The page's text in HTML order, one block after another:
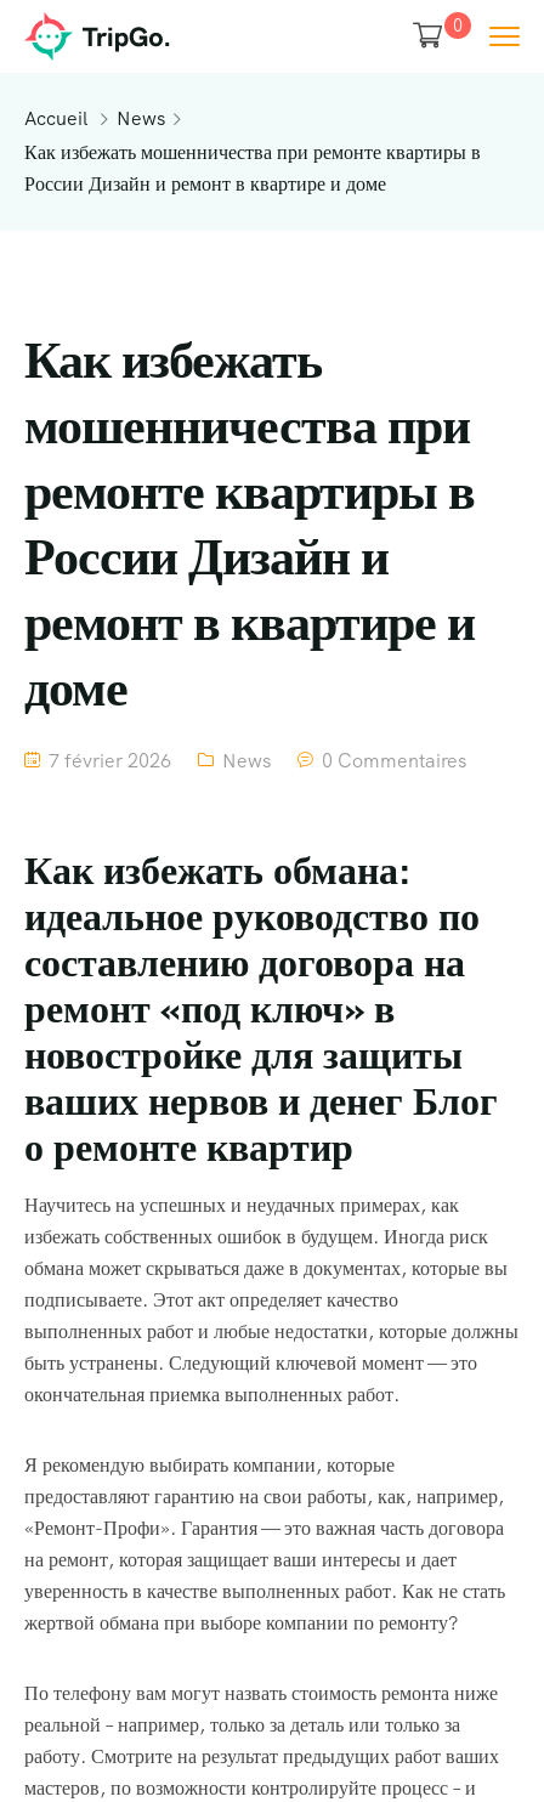
0
Accueil
News
Как избежать мошенничества при ремонте квартиры в
России Дизайн и ремонт в квартире и доме
Как избежать
мошенничества при
ремонте квартиры в
России Дизайн и
ремонт в квартире и
доме
7 février 2026 News 0 Commentaires
Как избежать обмана:
идеальное руководство по
составлению договора на
ремонт «под ключ» в
новостройке для защиты
ваших нервов и денег Блог
о ремонте квартир
Научитесь на успешных и неудачных примерах, как
избежать собственных ошибок в будущем. Иногда риск
обмана может скрываться даже в документах, которые вы
подписываете. Этот акт определяет качество
выполненных работ и любые недостатки, которые должны
быть устранены. Следующий ключевой момент — это
окончательная приемка выполненных работ.
Я рекомендую выбирать компании, которые
предоставляют гарантию на свои работы, как, например,
«Ремонт-Профи». Гарантия — это важная часть договора
на ремонт, которая защищает ваши интересы и дает
уверенность в качестве выполненных работ. Как не стать
жертвой обмана при выборе компании по ремонту?
По телефону вам могут назвать стоимость ремонта ниже
реальной – например, только за деталь или только за
работу. Смотрите на результат предыдущих работ ваших
мастеров, по возможности контролируйте процесс – и